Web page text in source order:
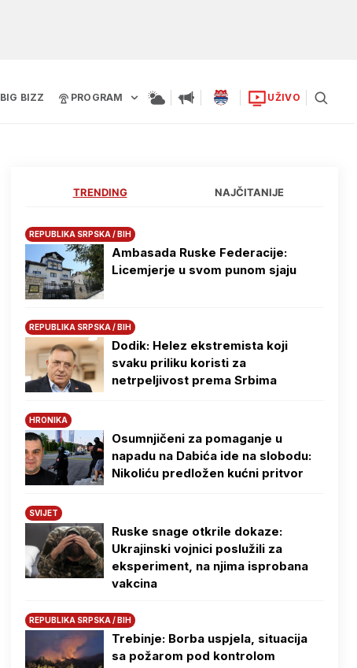
BIG BIZZ PROGRAM UŽIVO
TRENDING NAJČITANIJE
REPUBLIKA SRPSKA / BIH
Ambasada Ruske Federacije:
Licemjerje u svom punom sjaju
REPUBLIKA SRPSKA / BIH
Dodik: Helez ekstremista koji
svaku priliku koristi za
netrpeljivost prema Srbima
HRONIKA
Osumnjičeni za pomaganje u
napadu na Dabića ide na slobodu:
Nikoliću predložen kućni pritvor
SVIJET
Ruske snage otkrile dokaze:
Ukrajinski vojnici poslužili za
eksperiment, na njima isprobana
vakcina
REPUBLIKA SRPSKA / BIH
Trebinje: Borba uspjela, situacija
sa požarom pod kontrolom